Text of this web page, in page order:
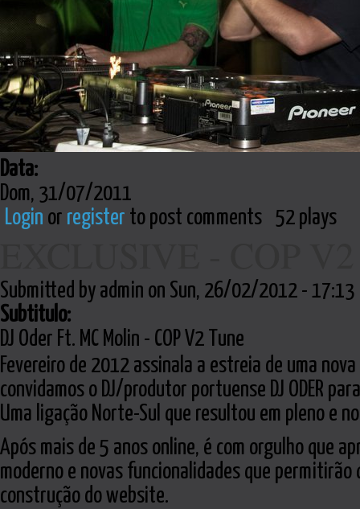
Data:
Dom, 31/07/2011
Login or register to post comments 52 plays
Submitted by admin on Sun, 26/02/2012 - 17:13
Subtitulo:
DJ Oder Ft. MC Molin - COP V2 Tune
Fevereiro de 2012 assinala a estreia de uma
convidamos o DJ/produtor portuense DJ ODER
Uma ligação Norte-Sul que resultou em pleno e
Após mais de 5 anos online, é com orgulho que
moderno e novas funcionalidades que
construção do website.